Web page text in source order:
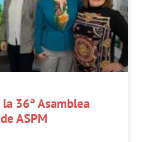
36ª Asamblea
ASPM